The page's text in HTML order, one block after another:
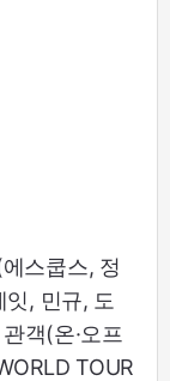
스쿱스, 정
, 민규, 도
객(온·오프
TOUR